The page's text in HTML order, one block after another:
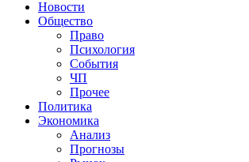
Новости
Общество
Право
Психология
События
ЧП
Прочее
Политика
Экономика
Анализ
Прогнозы